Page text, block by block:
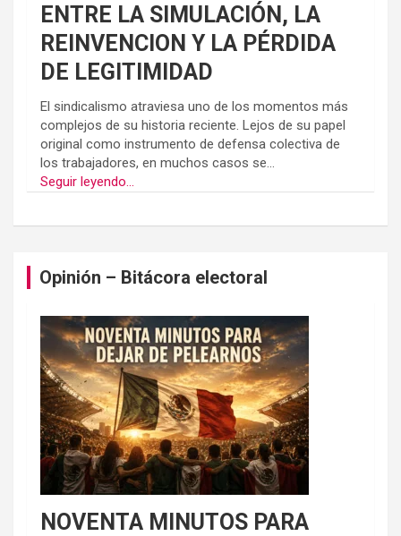
ENTRE LA SIMULACIÓN, LA
REINVENCION Y LA PÉRDIDA
DE LEGITIMIDAD
El sindicalismo atraviesa uno de los momentos más
complejos de su historia reciente. Lejos de su papel
original como instrumento de defensa colectiva de
los trabajadores, en muchos casos se...
Seguir leyendo...
Opinión – Bitácora electoral
NOVENTA MINUTOS PARA